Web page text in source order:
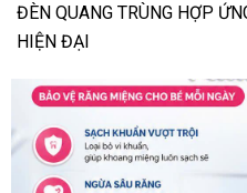
ĐÈN QUANG TRÙNG HỢP
HIỆN ĐẠI